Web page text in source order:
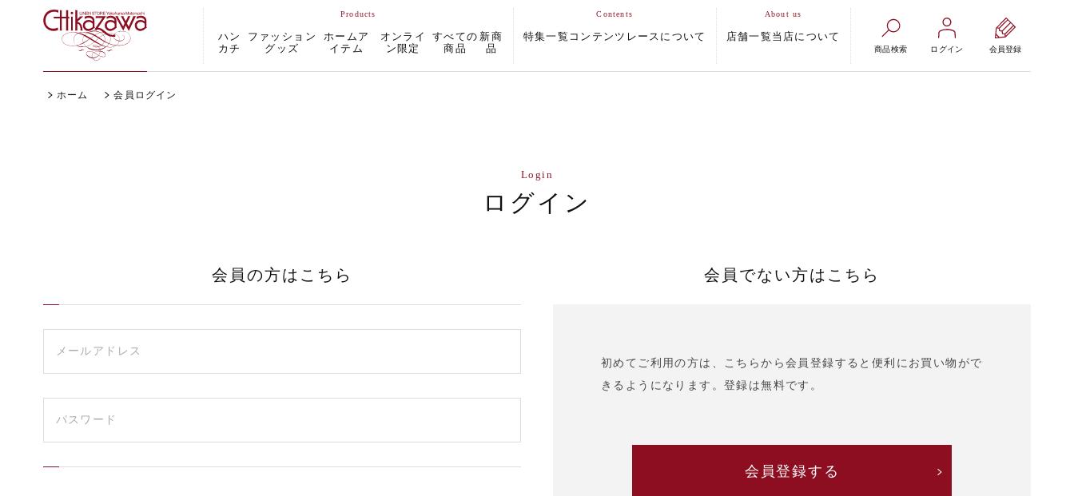
ハン
カチ
ファッション
グッズ
ホームア
イテム
オンライ
ン限定
すべての
商品
新商
品
特集一覧 コンテンツ レースについて 店舗一覧 当店について
商品検索 ログイン 会員登録
ホーム 会員ログイン
Login
ログイン
会員の方はこちら 会員でない方はこちら
初めてご利用の方は、こちらから会員登録すると便利にお買い物がで
きるようになります。登録は無料です。
会員登録する